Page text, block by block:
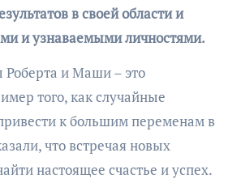
в своей области и
и узнаваемыми личностями.
Роберта и Маши – это
того, как случайные
к большим переменам в
что встречая новых
настоящее счастье и успех.